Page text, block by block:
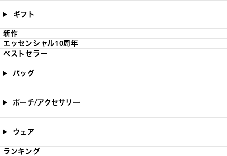
ギフト
新作
エッセンシャル10周年
ベストセラー
バッグ
ポーチ/アクセサリー
ウェア
ランキング